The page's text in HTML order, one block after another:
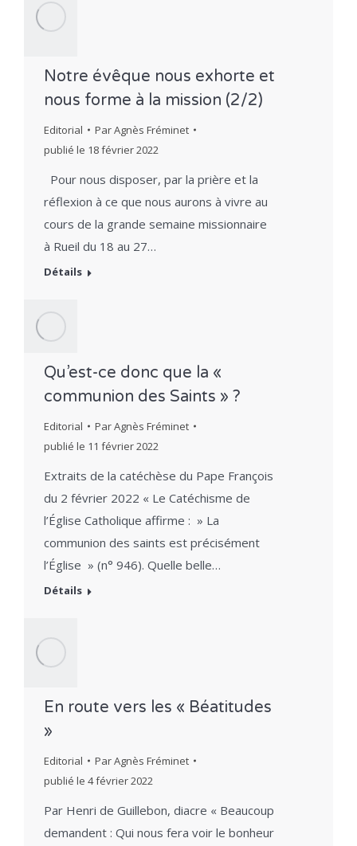
Notre évêque nous exhorte et
nous forme à la mission (2/2)
Editorial ParAgnès Fréminet
publié le 18 février 2022
Pour nous disposer, par la prière et la
réflexion à ce que nous aurons à vivre au
cours de la grande semaine missionnaire
à Rueil du 18 au 27…
Détails
Qu’est-ce donc que la «
communion des Saints » ?
Editorial ParAgnès Fréminet
publié le 11 février 2022
Extraits de la catéchèse du Pape François
du 2 février 2022 « Le Catéchisme de
l’Église Catholique affirme : » La
communion des saints est précisément
l’Église » (n° 946). Quelle belle…
Détails
En route vers les « Béatitudes
»
Editorial ParAgnès Fréminet
publié le 4 février 2022
Par Henri de Guillebon, diacre « Beaucoup
demandent : Qui nous fera voir le bonheur